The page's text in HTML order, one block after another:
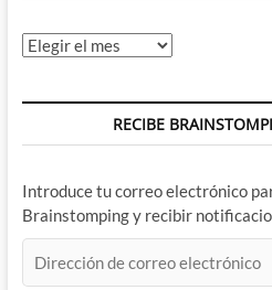
Archivos
RECIBE
Introduce tu correo electrónico
Brainstomping y recibir
de